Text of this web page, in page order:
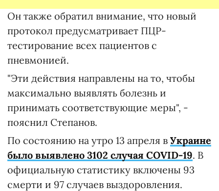
Он также обратил внимание, что новый
протокол предусматривает ПЦР-
тестирование всех пациентов с
пневмонией.
"Эти действия направлены на то, чтобы
максимально выявлять болезнь и
принимать соответствующие меры", -
пояснил Степанов.
По состоянию на утро 13 апреля в Украине
было выявлено 3102 случая COVID-19. В
официальную статистику включены 93
смерти и 97 случаев выздоровления.